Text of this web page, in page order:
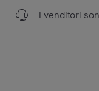
I venditori